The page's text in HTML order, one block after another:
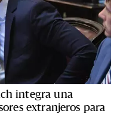
integra una
extranjeros para